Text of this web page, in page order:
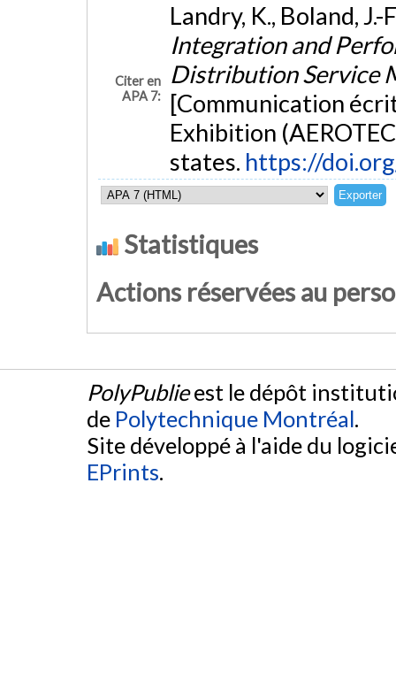
Citer en
APA 7:
Landry, K., Boland,
Integration and
Distribution Service
[Communication
Exhibition
states. https://
Statistiques
Actions réservées au
PolyPublieest le dépôt
de Polytechnique Montréal.
Site développé à l'aide du
EPrints.